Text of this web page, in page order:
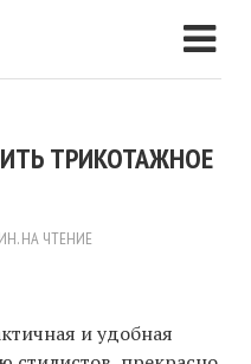
ТРИКОТАЖНОЕ
НА ЧТЕНИЕ
и удобная